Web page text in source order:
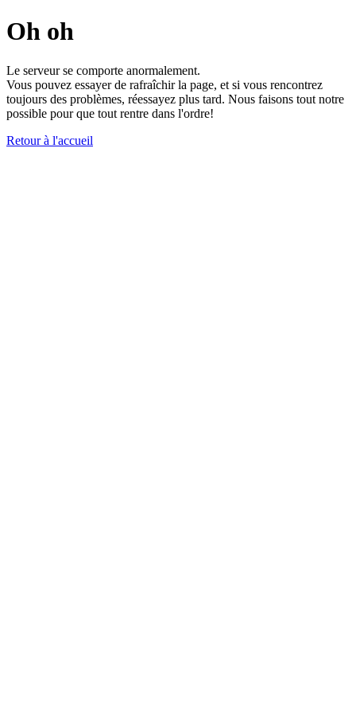
Oh oh
Le serveur se comporte anormalement.
Vous pouvez essayer de rafraîchir la page, et si vous rencontrez
toujours des problèmes, réessayez plus tard. Nous faisons tout notre
possible pour que tout rentre dans l'ordre!
Retour à l'accueil